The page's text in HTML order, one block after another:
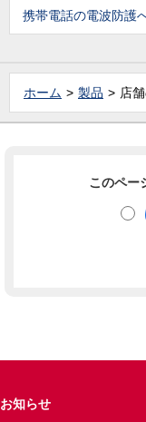
携帯電話の電波防護
ホーム 製品 店
このペー
お知らせ